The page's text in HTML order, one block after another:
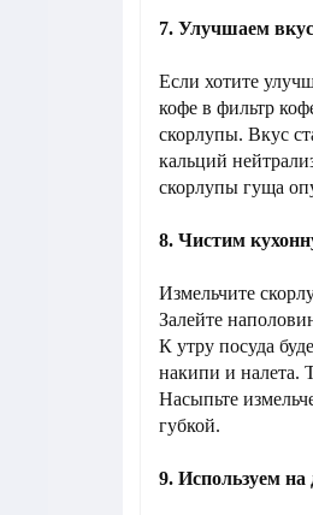
7. Улучшаем
Если хотите
кофе в фильтр
скорлупы. Вкус
кальций
скорлупы гуща
8. Чистим
Измельчите
Залейте
К утру посуда
накипи и налета.
Насыпьте
губкой.
9. Используем на